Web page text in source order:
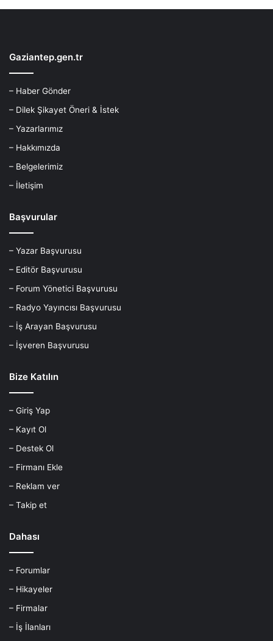
Gaziantep.gen.tr
– Haber Gönder
– Dilek Şikayet Öneri & İstek
– Yazarlarımız
– Hakkımızda
– Belgelerimiz
– İletişim
Başvurular
– Yazar Başvurusu
– Editör Başvurusu
– Forum Yönetici Başvurusu
– Radyo Yayıncısı Başvurusu
– İş Arayan Başvurusu
– İşveren Başvurusu
Bize Katılın
– Giriş Yap
– Kayıt Ol
– Destek Ol
– Firmanı Ekle
– Reklam ver
– Takip et
Dahası
– Forumlar
– Hikayeler
– Firmalar
– İş İlanları